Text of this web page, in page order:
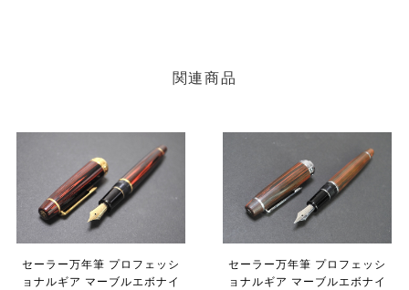
関連商品
セーラー万年筆 プロフェッシ
ョナルギア マーブルエボナイ
セーラー万年筆 プロフェッシ
ョナルギア マーブルエボナイ